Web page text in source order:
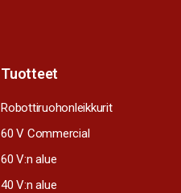
Tuotteet
Robottiruohonleikkurit
60 V Commercial
60 V:n alue
40 V:n alue